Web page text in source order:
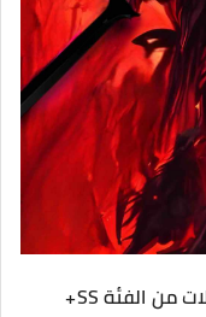
إهتزت قاعة العرش بعدما تصارعت الهالات من الفئة SS+